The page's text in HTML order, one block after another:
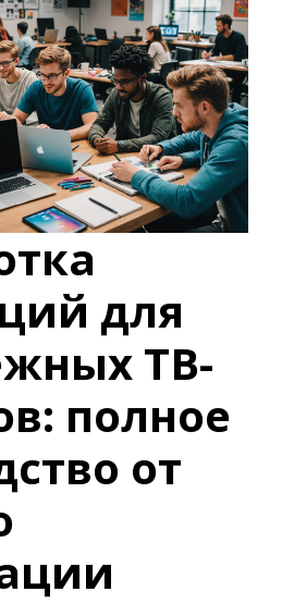
для
ТВ-
полное
от